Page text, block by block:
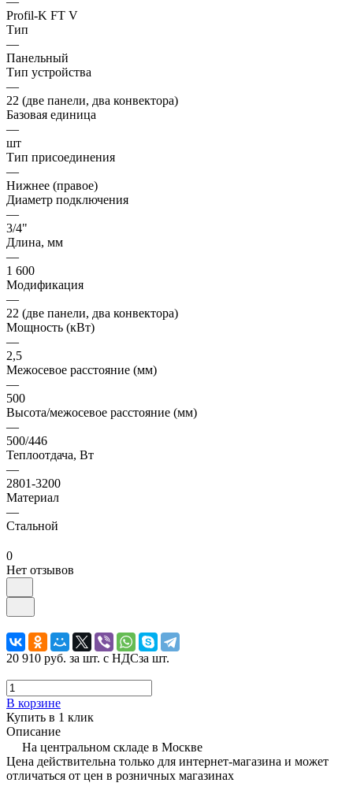
Profil-K FT V
Тип
—
Панельный
Тип устройства
—
22 (две панели, два конвектора)
Базовая единица
—
шт
Тип присоединения
—
Нижнее (правое)
Диаметр подключения
—
3/4"
Длина, мм
—
1 600
Модификация
—
22 (две панели, два конвектора)
Мощность (кВт)
—
2,5
Межосевое расстояние (мм)
—
500
Высота/межосевое расстояние (мм)
—
500/446
Теплоотдача, Вт
—
2801-3200
Материал
—
Стальной
0
Нет отзывов
20 910 руб. за шт. с НДСза шт.
В корзине
Купить в 1 клик
Описание
На центральном складе в Москве
Цена действительна только для интернет-магазина и может
отличаться от цен в розничных магазинах